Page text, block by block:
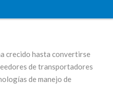
crecido hasta convertirse
de transportadores
de manejo de